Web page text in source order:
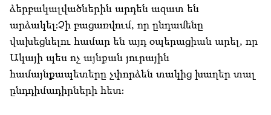
ձերբակալվածներին արդեն ազատ են
արձակել։Չի բացառվում, որ ընդամենը
վախեցնելու համար են այդ օպերացիան արել, որ
Ակայի պես ոչ այնքան յուրային
համայնքապետերը չփորձեն տակից խաղեր տալ
ընդդիմադիրների հետ։